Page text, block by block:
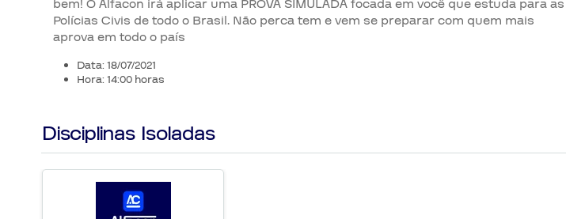
bem! O Alfacon irá aplicar uma PROVA SIMULADA focada em você que estuda para as
Polícias Civis de todo o Brasil. Não perca tem e vem se preparar com quem mais
aprova em todo o país
Data: 18/07/2021
Hora: 14:00 horas
Disciplinas Isoladas